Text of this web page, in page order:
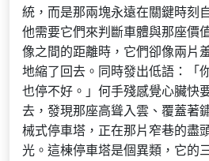
統，而是那兩塊永遠在關鍵時刻
他需要它們來判斷車體與那座價
像之間的距離時，它們卻像兩片
地縮了回去。同時發出低語：「
也停不好。」何手殘感覺心臟快
去，發現那座高聳入雲、覆蓋著
械式停車塔，正在那片窄巷的盡
光。這棟停車塔是個異類，它的